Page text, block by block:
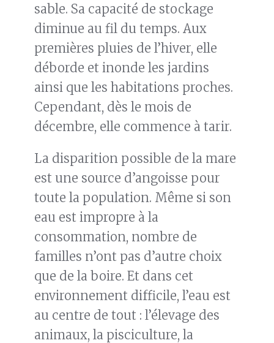
sable. Sa capacité de stockage
diminue au fil du temps. Aux
premières pluies de l’hiver, elle
déborde et inonde les jardins
ainsi que les habitations proches.
Cependant, dès le mois de
décembre, elle commence à tarir.
La disparition possible de la mare
est une source d’angoisse pour
toute la population. Même si son
eau est impropre à la
consommation, nombre de
familles n’ont pas d’autre choix
que de la boire. Et dans cet
environnement difficile, l’eau est
au centre de tout : l’élevage des
animaux, la pisciculture, la